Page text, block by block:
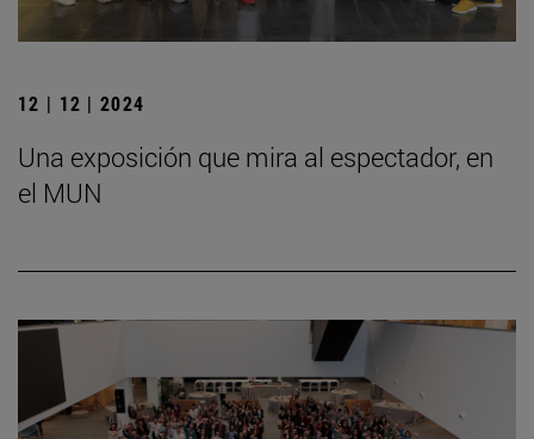
12 | 12 | 2024
Una exposición que mira al espectador, en
el MUN